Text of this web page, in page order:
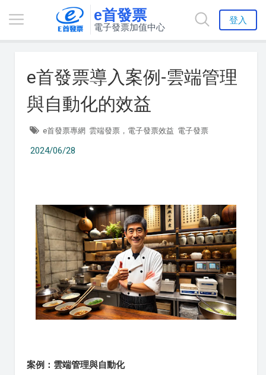
e首發票
電子發票加值中心
登入
e首發票導入案例-雲端管理
與自動化的效益
e首發票專網 雲端發票，電子發票效益 電子發票
2024/06/28
案例：雲端管理與自動化